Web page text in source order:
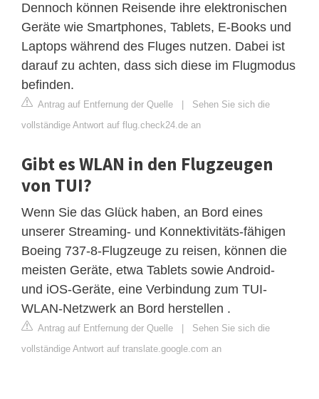
Dennoch können Reisende ihre elektronischen
Geräte wie Smartphones, Tablets, E-Books und
Laptops während des Fluges nutzen. Dabei ist
darauf zu achten, dass sich diese im Flugmodus
befinden.
Antrag auf Entfernung der Quelle
Sehen Sie sich die
vollständige Antwort auf flug.check24.de an
Gibt es WLAN in den Flugzeugen
von TUI?
Wenn Sie das Glück haben, an Bord eines
unserer Streaming- und Konnektivitäts-fähigen
Boeing 737-8-Flugzeuge zu reisen, können die
meisten Geräte, etwa Tablets sowie Android-
und iOS-Geräte, eine Verbindung zum TUI-
WLAN-Netzwerk an Bord herstellen .
Antrag auf Entfernung der Quelle
Sehen Sie sich die
vollständige Antwort auf translate.google.com an